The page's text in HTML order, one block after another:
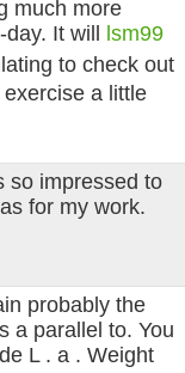
much more
It will
lsm99
to check out
a little
so impressed to
for my work.
probably the
a parallel to. You
L . a . Weight